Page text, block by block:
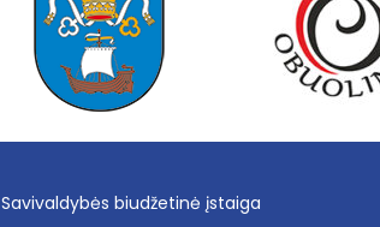
Savivaldybės biudžetinė įstaiga